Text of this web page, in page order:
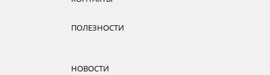
ПОЛЕЗНОСТИ
НОВОСТИ